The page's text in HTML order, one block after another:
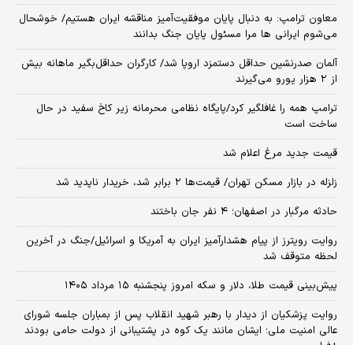
معاون ترامپ: به دنبال پایان موفقیت‌آمیز مناقشه ایران هستیم/ خوشحال
می‌شوم ایرانی ها مرا مسئول پایان جنگ بدانند
آلمان صدرنشین حداقل دستمزد اروپا شد/ کارگران حداقل‌بگیر ماهانه بیش
از ۲ هزار یورو می‌گیرند
ترامپ همه را غافلگیر کرد/پایگاه نظامی محرمانه زیر کاخ سفید در حال
ساخت است
قیمت جدید مرغ اعلام شد
زلزله در بازار مسکن تهران/ قیمت‌ها ۲ برابر شد، خریدار ناپدید شد
حادثه مرگبار در اصفهان؛ ۴ نفر جان باختند
روایت رویترز از پیام هشدارآمیز ایران به آمریکا و اسرائیل/جنگ در آخرین
لحظه متوقف شد
پیش‌بینی قیمت طلا، دلار و سکه امروز پنجشنبه ۱۵ مرداد ۱۴۰۵
روایت پزشکیان از دیدار با رهبر شهید انقلاب پس از بمباران جلسه شورای
عالی امنیت ملی؛ ایشان مانند یک کوه در پشتیبانی از دولت حامی بودند